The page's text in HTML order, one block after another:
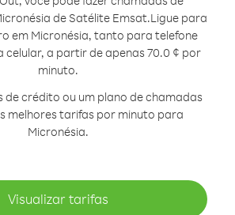
de Satélite Emsat.Ligue para
em Micronésia, tanto para telefone
celular, a partir de apenas 70.0 ¢ por
minuto.
de crédito ou um plano de chamadas
melhores tarifas por minuto para
Micronésia.
Visualizar tarifas